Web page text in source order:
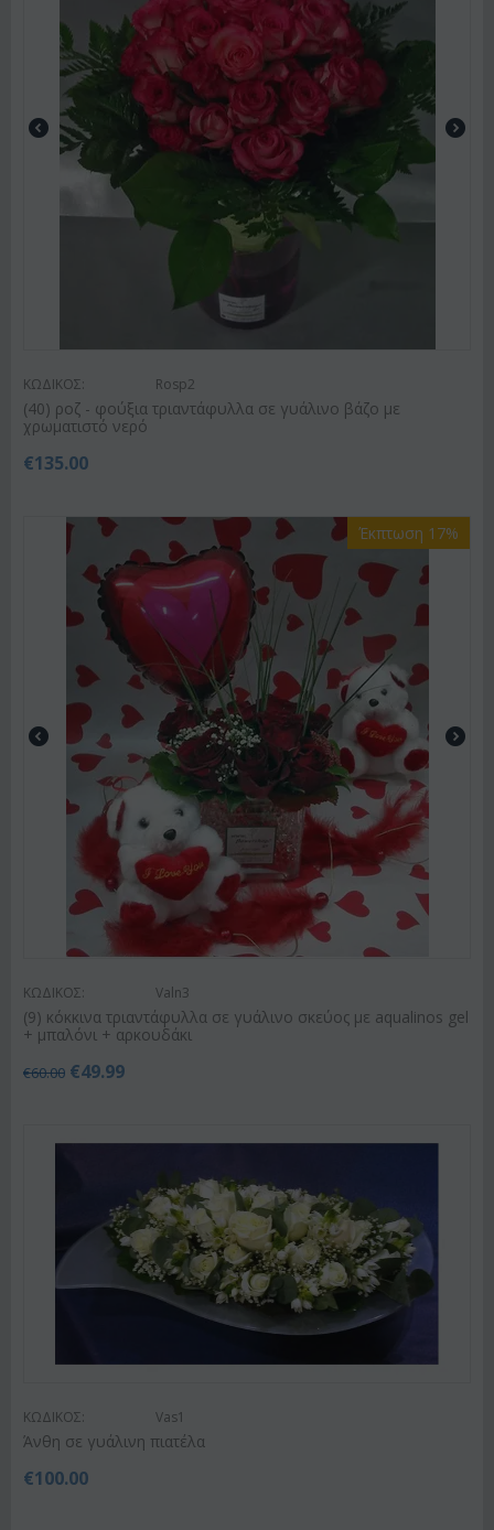
ΚΩΔΙΚΟΣ: Rosp2
(40) ροζ - φούξια τριαντάφυλλα σε γυάλινο βάζο με
χρωματιστό νερό
€135.00
Έκπτωση 17%
ΚΩΔΙΚΟΣ: Valn3
(9) κόκκινα τριαντάφυλλα σε γυάλινο σκεύος με aqualinos gel
+ μπαλόνι + αρκουδάκι
€60.00 €49.99
ΚΩΔΙΚΟΣ: Vas1
Άνθη σε γυάλινη πιατέλα
€100.00